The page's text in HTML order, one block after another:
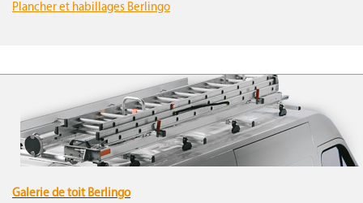
Plancher et habillages Berlingo
Galerie de toit Berlingo